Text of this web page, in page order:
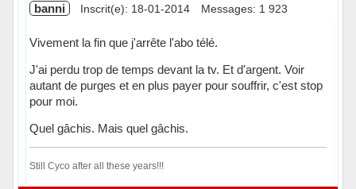
banni Inscrit(e): 18-01-2014 Messages: 1 923
Vivement la fin que j'arrête l'abo télé.
J'ai perdu trop de temps devant la tv. Et d'argent. Voir
autant de purges et en plus payer pour souffrir, c'est stop
pour moi.
Quel gâchis. Mais quel gâchis.
Still Cyco after all these years!!!